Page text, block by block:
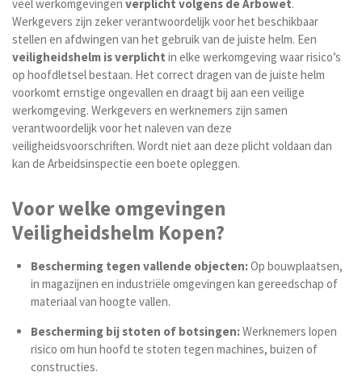
veel werkomgevingen verplicht volgens de Arbowet.
Werkgevers zijn zeker verantwoordelijk voor het beschikbaar
stellen en afdwingen van het gebruik van de juiste helm. Een
veiligheidshelm is verplicht in elke werkomgeving waar risico’s
op hoofdletsel bestaan. Het correct dragen van de juiste helm
voorkomt ernstige ongevallen en draagt bij aan een veilige
werkomgeving. Werkgevers en werknemers zijn samen
verantwoordelijk voor het naleven van deze
veiligheidsvoorschriften. Wordt niet aan deze plicht voldaan dan
kan de Arbeidsinspectie een boete opleggen.
Voor welke omgevingen
Veiligheidshelm Kopen?
Bescherming tegen vallende objecten:Op bouwplaatsen,
in magazijnen en industriële omgevingen kan gereedschap of
materiaal van hoogte vallen.
Bescherming bij stoten of botsingen:Werknemers lopen
risico om hun hoofd te stoten tegen machines, buizen of
constructies.